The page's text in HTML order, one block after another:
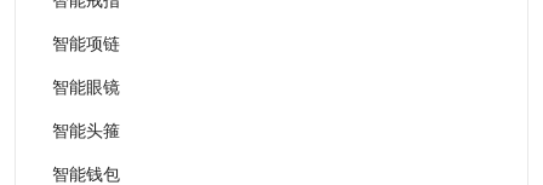
智能项链
智能眼镜
智能头箍
智能钱包